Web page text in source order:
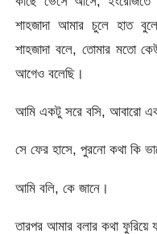
শাহজাদা আমার চুলে হাত
শাহজাদা বলে, তোমার মতো
আগেও বলেছি।
আমি একটু সরে বসি, আবারো
সে ফের হাসে, পুরনো কথা কি
আমি বলি, কে জানে।
তারপর আমার বলার কথা ফুরিয়ে